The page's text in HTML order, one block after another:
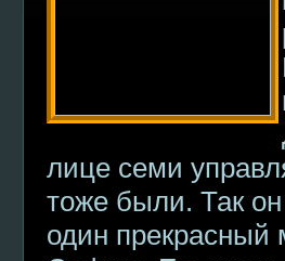
лице семи
тоже были. Так
один прекрасный